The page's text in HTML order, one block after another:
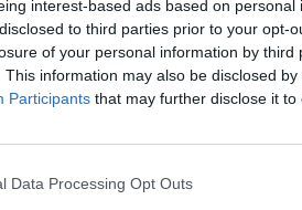
interest-based ads based on
to third parties prior to your opt-
of your personal information by third
This information may also be disclosed
Participants that may further disclose it to
Data Processing Opt Outs
Futbol Base
L’ampostí Arnau Solà
sessió d’entrenament de
Enric Alguero - setembre 14, 2021